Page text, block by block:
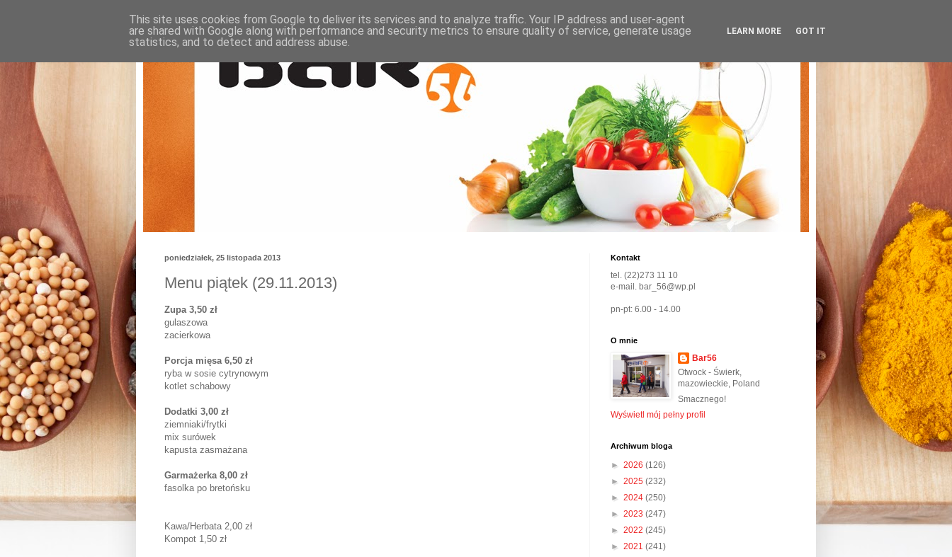
poniedziałek, 25 listopada 2013
Menu piątek (29.11.2013)
Zupa 3,50 zł
gulaszowa
zacierkowa
Porcja mięsa 6,50 zł
ryba w sosie cytrynowym
kotlet schabowy
Dodatki 3,00 zł
ziemniaki/frytki
mix surówek
kapusta zasmażana
Garmażerka 8,00 zł
fasolka po bretońsku
Kawa/Herbata 2,00 zł
Kompot 1,50 zł
Kontakt
tel. (22)273 11 10
e-mail. bar_56@wp.pl
pn-pt: 6.00 - 14.00
O mnie
Bar56
Otwock - Świerk,
mazowieckie, Poland
Smacznego!
Wyświetl mój pełny profil
Archiwum bloga
► 2026 (126)
► 2025 (232)
► 2024 (250)
► 2023 (247)
► 2022 (245)
► 2021 (241)
This site uses cookies from Google to deliver its services and to analyze traffic. Your IP address and user-agent
are shared with Google along with performance and security metrics to ensure quality of service, generate usage
statistics, and to detect and address abuse.
LEARN MORE GOT IT